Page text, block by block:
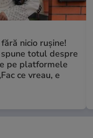
nicio rușine!
totul despre
pe platformele
ce vreau, e